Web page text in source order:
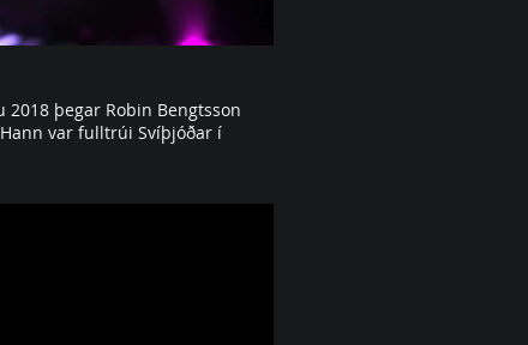
þegar Robin Bengtsson
var fulltrúi Svíþjóðar í